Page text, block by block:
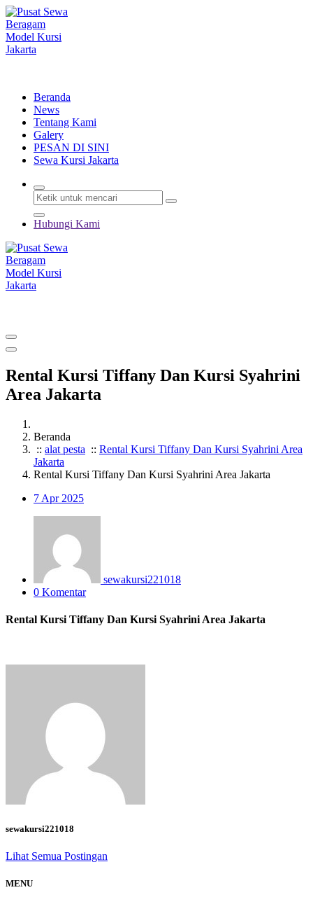
Lewati
ke
konten
Beranda
News
Tentang Kami
Galery
PESAN DI SINI
Sewa Kursi Jakarta
Hubungi Kami
Rental Kursi Tiffany Dan Kursi Syahrini
Area Jakarta
Beranda
:: alat pesta :: Rental Kursi Tiffany Dan Kursi Syahrini Area
Jakarta
Rental Kursi Tiffany Dan Kursi Syahrini Area Jakarta
7 Apr 2025
sewakursi221018
0 Komentar
Rental Kursi Tiffany Dan Kursi Syahrini Area Jakarta
sewakursi221018
Lihat Semua Postingan
MENU